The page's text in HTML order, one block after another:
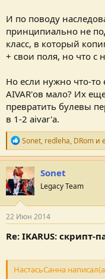
И по поводу
принципиально не
класс, в который
+ свои поля, но что с
Но если нужно что-то
AIVAR'ов мало? Их
превратить булевы
в 1-2 aivar'а.
Р
е
п
у
т
а
ц
и
и
:
Sonet, redleha, DRom и
Sonet
Legacy Team
22 Июн 2014
Re: IKARUS: скрипт-
НастасьСанна